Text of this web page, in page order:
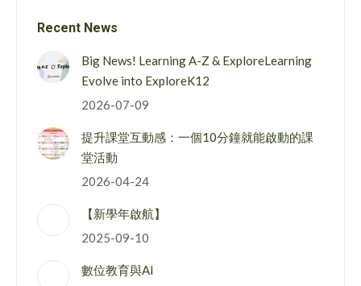
Recent News
Big News! Learning A-Z & ExploreLearning
Evolve into ExploreK12
2026-07-09
提升課堂互動感：一個10分鐘就能啟動的課
堂活動
2026-04-24
【新學年啟航】
2025-09-10
數位教育與AI